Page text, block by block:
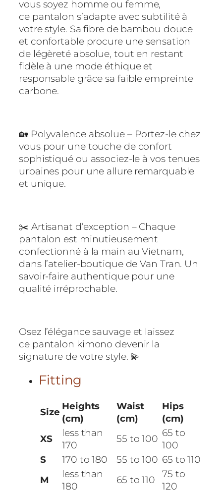
n
o
b
l
e
u
m
a
n
e
vous soyez homme ou femme,
ce pantalon s’adapte avec subtilité à
votre style. Sa fibre de bambou douce
et confortable procure une sensation
de légèreté absolue, tout en restant
fidèle à une mode éthique et
responsable grâce sa faible empreinte
carbone.
🏡 Polyvalence absolue – Portez-le chez
vous pour une touche de confort
sophistiqué ou associez-le à vos tenues
urbaines pour une allure remarquable
et unique.
✂️ Artisanat d’exception – Chaque
pantalon est minutieusement
confectionné à la main au Vietnam,
dans l’atelier-boutique de Van Tran. Un
savoir-faire authentique pour une
qualité irréprochable.
Osez l’élégance sauvage et laissez
ce pantalon kimono devenir la
signature de votre style. 💫
Fitting
Size
Heights
(cm)
Waist
(cm)
Hips
(cm)
XS
less than
170
55 to 100
65 to
100
S
170 to 180 55 to 100 65 to 110
M
less than
180
65 to 110
75 to
120